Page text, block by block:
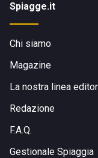
Spiagge.it
Chi siamo
Magazine
La nostra linea
Redazione
F.A.Q.
Gestionale Spiaggia